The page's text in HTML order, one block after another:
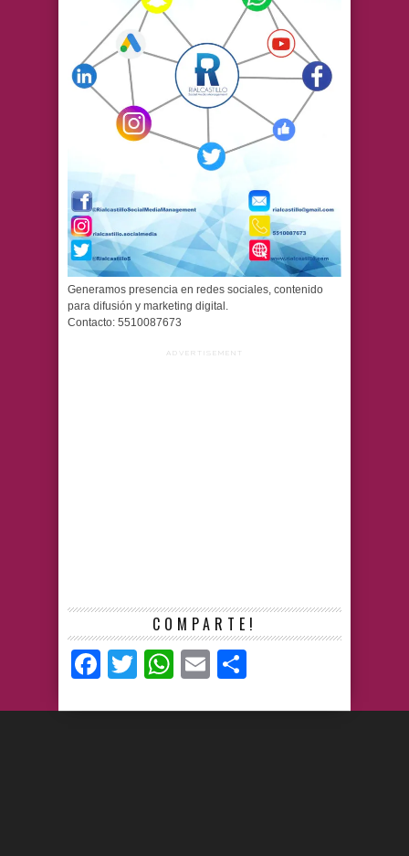
Generamos presencia en redes sociales, contenido
para difusión y marketing digital.
Contacto: 5510087673
ADVERTISEMENT
COMPARTE!
Facebook
TwitterWhatsApp
Email